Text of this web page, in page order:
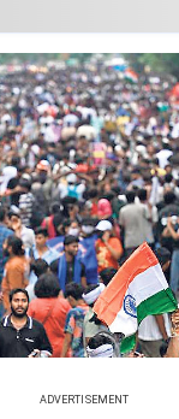
ADVERTISEMENT